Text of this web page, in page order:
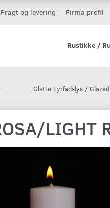
Fragt og levering Firma profil
Rustikke /
Glatte Fyrfadslys /
LIGHT